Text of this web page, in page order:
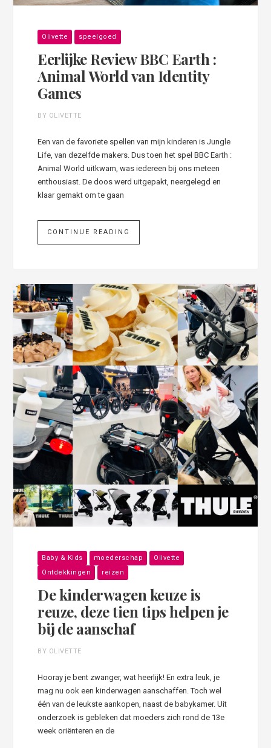
Olivette speelgoed
Eerlijke Review BBC Earth :
Animal World van Identity
Games
BY OLIVETTE
Een van de favoriete spellen van mijn kinderen is Jungle
Life, van dezelfde makers. Dus toen het spel BBC Earth :
Animal World uitkwam, was iedereen bij ons meteen
enthousiast. De doos werd uitgepakt, neergelegd en
klaar gemakt om te gaan
CONTINUE READING
Baby & Kids moederschap
Olivette
Ontdekkingen
reizen
De kinderwagen keuze is
reuze, deze tien tips helpen je
bij de aanschaf
BY OLIVETTE
Hooray je bent zwanger, wat heerlijk! En extra leuk, je
mag nu ook een kinderwagen aanschaffen. Toch wel
één van de leukste aankopen, naast de babykamer. Uit
onderzoek is gebleken dat moeders zich rond de 13e
week oriënteren en de